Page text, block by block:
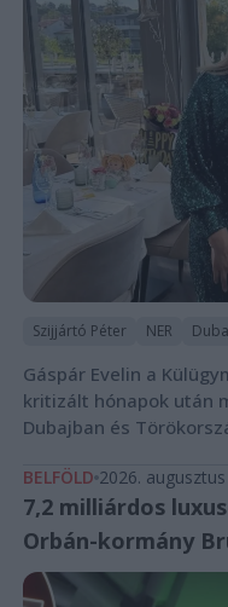
Szijjártó Péter NER
Gáspár Evelin a
kritizált hónapok után
Dubajban és
BELFÖLD 2026. augusztus
7,2 milliárdos
Orbán-kormány